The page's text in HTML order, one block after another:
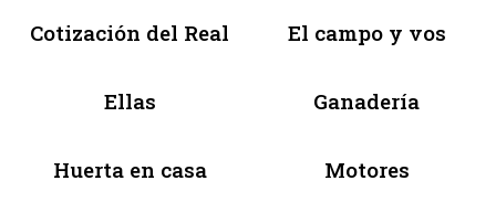
Cotización del Real El campo y vos
Ellas Ganadería
Huerta en casa Motores